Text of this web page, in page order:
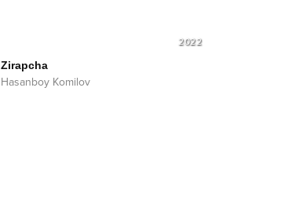
2022
Zirapcha
Hasanboy Komilov